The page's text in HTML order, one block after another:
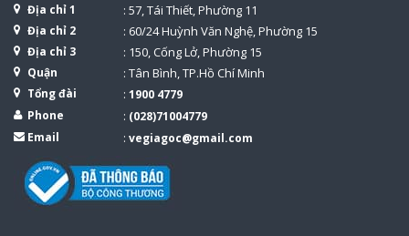
Địa chỉ 1 : 57, Tái Thiết, Phường 11
Địa chỉ 2 : 60/24 Huỳnh Văn Nghệ, Phường 15
Địa chỉ 3 : 150, Cống Lở, Phường 15
Quận : Tân Bình, TP.Hồ Chí Minh
Tổng đài : 1900 4779
Phone
: (028)71004779
Email
: vegiagoc@gmail.com